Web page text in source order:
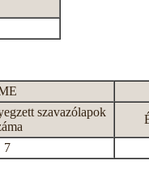
szavazólapok
7